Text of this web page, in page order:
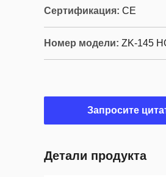
Сертификация: CE
Номер модели: ZK-145
Запросите
Детали продукта